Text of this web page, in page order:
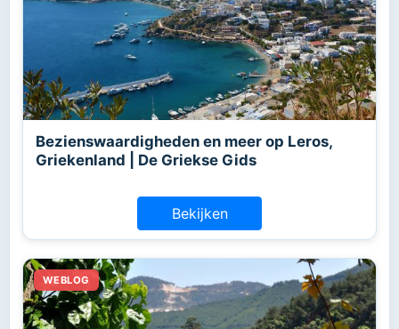
Bezienswaardigheden en meer op Leros,
Griekenland | De Griekse Gids
Bekijken